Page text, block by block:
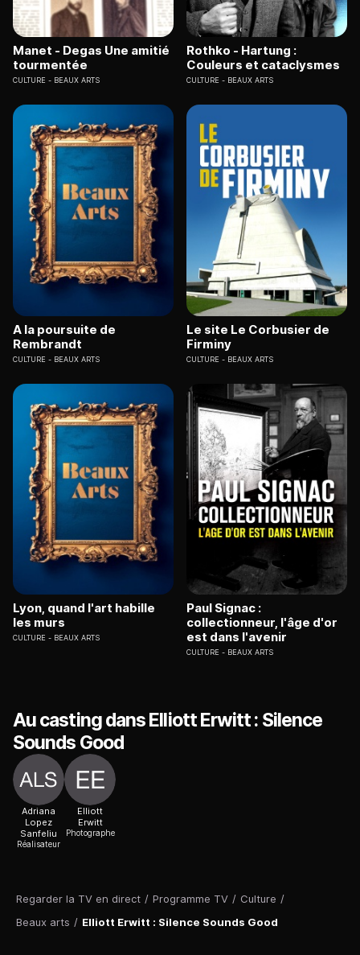
Regarder la TV en direct / Programme TV / Culture /
Beaux arts / Elliott Erwitt : Silence Sounds Good
Manet - Degas Une amitié
tourmentée
CULTURE BEAUX ARTS
Rothko - Hartung :
Couleurs et cataclysmes
CULTURE BEAUX ARTS
A la poursuite de
Rembrandt
CULTURE BEAUX ARTS
Le site Le Corbusier de
Firminy
CULTURE BEAUX ARTS
Lyon, quand l'art habille
les murs
CULTURE BEAUX ARTS
Paul Signac :
collectionneur, l'âge d'or
est dans l'avenir
CULTURE BEAUX ARTS
Au casting dans Elliott Erwitt : Silence
Sounds Good
Adriana
Lopez
Sanfeliu
Réalisateur
Elliott
Erwitt
Photographe